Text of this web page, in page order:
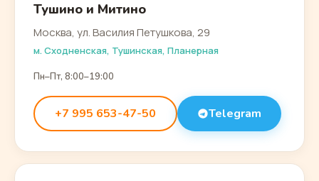
Тушино и Митино
Москва, ул. Василия Петушкова, 29
м. Сходненская, Тушинская, Планерная
Пн–Пт, 8:00–19:00
+7 995 653-47-50 Telegram